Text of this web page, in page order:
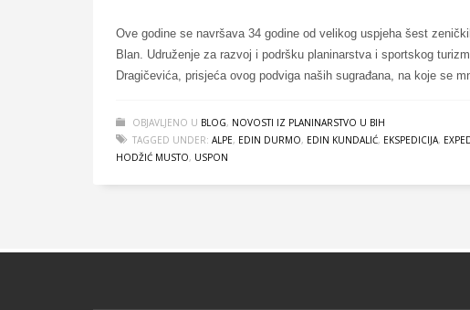
Ove godine se navršava 34 godine od velikog uspjeha šest
Blan. Udruženje za razvoj i podršku planinarstva i sportskog
Dragičevića, prisjeća ovog podviga naših sugrađana, na koje se
OBJAVLJENO U BLOG, NOVOSTI IZ PLANINARSTVO U BIH
TAGGED UNDER: ALPE, EDIN DURMO, EDIN KUNDALIĆ, EKSPEDICIJA,
HODŽIĆ MUSTO, USPON